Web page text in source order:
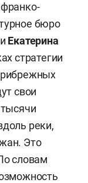
бюро
Екатерина
стратегии
свои
реки,
Это
словам